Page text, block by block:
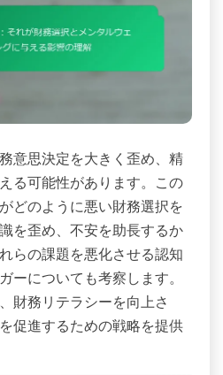
意思決定を大きく歪め、精
る可能性があります。この
どのように悪い財務選択を
を歪め、不安を助長するか
らの課題を悪化させる認知
ーについても考察します。
財務リテラシーを向上さ
促進するための戦略を提供